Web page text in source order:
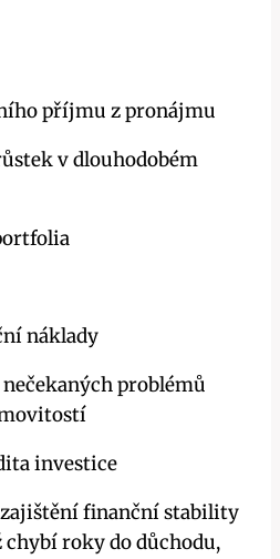
příjmu z pronájmu
v dlouhodobém
náklady
problémů
investice
zajištění finanční stability
roky do důchodu,